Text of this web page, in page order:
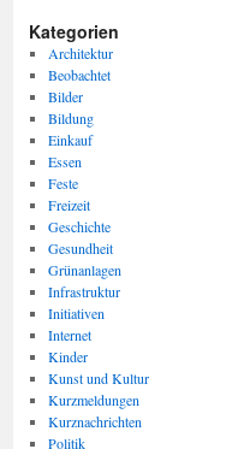
Kategorien
Architektur
Beobachtet
Bilder
Bildung
Einkauf
Essen
Feste
Freizeit
Geschichte
Gesundheit
Grünanlagen
Infrastruktur
Initiativen
Internet
Kinder
Kunst und Kultur
Kurzmeldungen
Kurznachrichten
Politik